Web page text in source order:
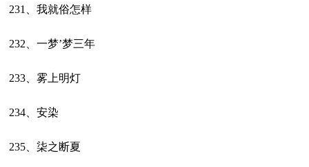
231、我就俗怎样
232、一梦’梦三年
233、雾上明灯
234、安染
235、柒之断夏